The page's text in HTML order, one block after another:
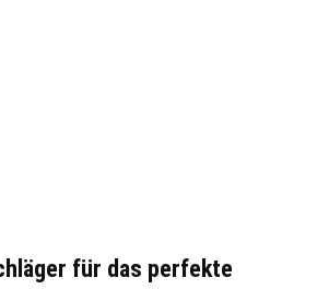
für das perfekte